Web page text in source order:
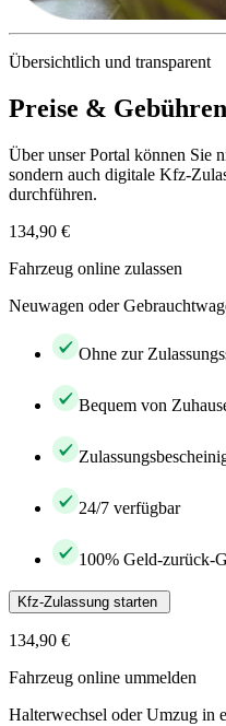
Übersichtlich und transparent
Preise & Gebühren
Über unser Portal können Sie
sondern auch digitale Kfz-
durchführen.
134,90 €
Fahrzeug online zulassen
Neuwagen oder
Ohne zur
Bequem von
24/7 verfügbar
100% Geld-zurück-
Kfz-Zulassung starten
134,90 €
Fahrzeug online ummelden
Halterwechsel oder Umzug in